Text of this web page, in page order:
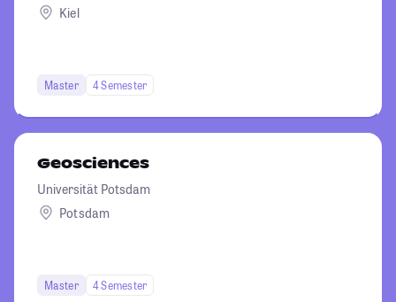
Kiel
Master 4 Semester
Geosciences
Universität Potsdam
Potsdam
Master 4 Semester